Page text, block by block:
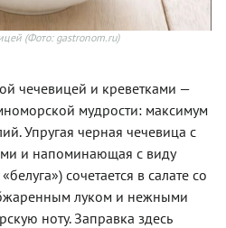
(Фото: gastronom.ru)
чечевицей и креветками —
мудрости: максимум
Упругая черная чечевица с
и напоминающая с виду
сочетается в салате со
луком и нежными
ноту. Заправка здесь